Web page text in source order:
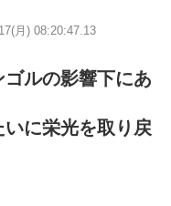
月) 08:20:47.13
ルの影響下にあ
に栄光を取り戻